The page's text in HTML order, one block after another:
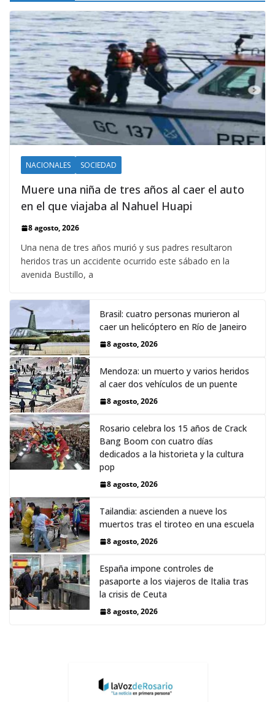
NACIONALES SOCIEDAD
Muere una niña de tres años al caer el auto
en el que viajaba al Nahuel Huapi
8 agosto, 2026
Una nena de tres años murió y sus padres resultaron
heridos tras un accidente ocurrido este sábado en la
avenida Bustillo, a
Brasil: cuatro personas murieron al
caer un helicóptero en Río de Janeiro
8 agosto, 2026
Mendoza: un muerto y varios heridos
al caer dos vehículos de un puente
8 agosto, 2026
Rosario celebra los 15 años de Crack
Bang Boom con cuatro días
dedicados a la historieta y la cultura
pop
8 agosto, 2026
Tailandia: ascienden a nueve los
muertos tras el tiroteo en una escuela
8 agosto, 2026
España impone controles de
pasaporte a los viajeros de Italia tras
la crisis de Ceuta
8 agosto, 2026